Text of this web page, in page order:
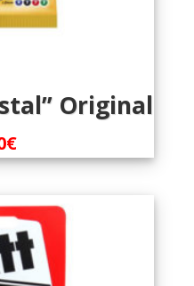
Original
€